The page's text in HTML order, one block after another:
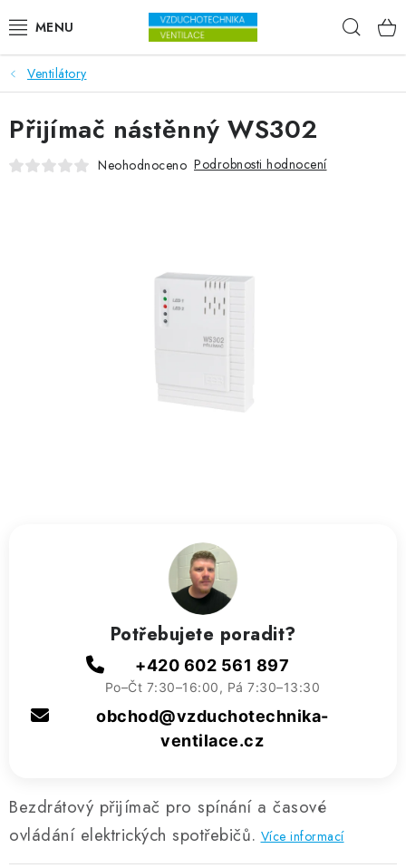
VENTILÁTORY
VZDUCHOTECHNIKA
REKUPERACE
ZVLHČOVAČE VZDUCHU PRŮMYSLOVÉ
Reference a zkušenosti
Rady a tipy
Kontakty
Ventilátory
Bezdrátový přijímač pro spínání a časové
ovládání elektrických spotřebičů. Více informací
Přijímač nástěnný WS302
Neohodnoceno Podrobnosti hodnocení
Potřebujete poradit?
+420 602 561 897
Po–Čt 7:30–16:00, Pá 7:30–13:30
obchod@vzduchotechnika-
ventilace.cz